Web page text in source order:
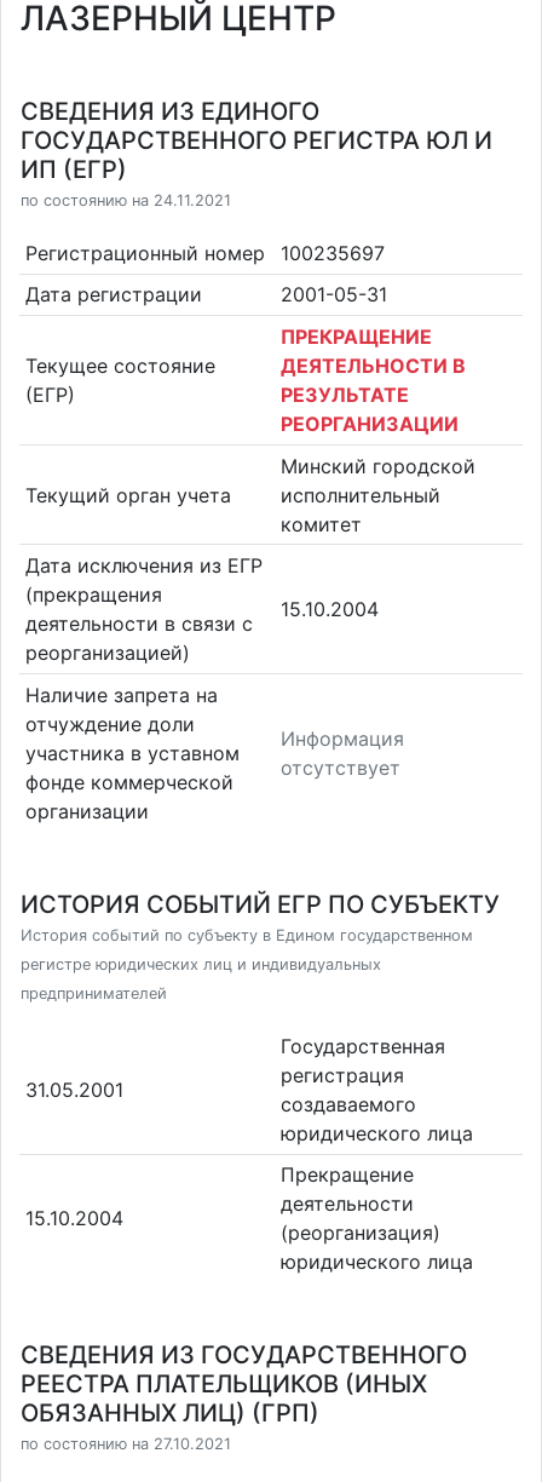
ЛАЗЕРНЫЙ ЦЕНТР
СВЕДЕНИЯ ИЗ ЕДИНОГО
ГОСУДАРСТВЕННОГО РЕГИСТРА ЮЛ И
ИП (ЕГР)
по состоянию на 24.11.2021
Регистрационный номер
100235697
Дата регистрации
2001-05-31
Текущее состояние
(ЕГР)
ПРЕКРАЩЕНИЕ
ДЕЯТЕЛЬНОСТИ В
РЕЗУЛЬТАТЕ
РЕОРГАНИЗАЦИИ
Текущий орган учета
Минский городской
исполнительный
комитет
Дата исключения из ЕГР
(прекращения
деятельности в связи с
реорганизацией)
15.10.2004
Наличие запрета на
отчуждение доли
участника в уставном
фонде коммерческой
организации
Информация
отсутствует
ИСТОРИЯ СОБЫТИЙ ЕГР ПО СУБЪЕКТУ
История событий по субъекту в Едином государственном
регистре юридических лиц и индивидуальных
предпринимателей
31.05.2001
Государственная
регистрация
создаваемого
юридического лица
15.10.2004
Прекращение
деятельности
(реорганизация)
юридического лица
СВЕДЕНИЯ ИЗ ГОСУДАРСТВЕННОГО
РЕЕСТРА ПЛАТЕЛЬЩИКОВ (ИНЫХ
ОБЯЗАННЫХ ЛИЦ) (ГРП)
по состоянию на 27.10.2021